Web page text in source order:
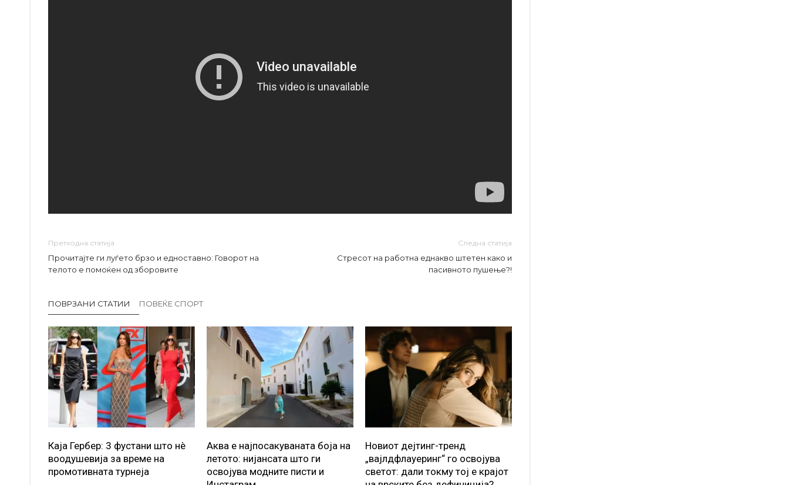
Претходна статија
Прочитајте ги луѓето брзо и едноставно: Говорот на
телото е помоќен од зборовите
Следна статија
Стресот на работна еднакво штетен како и
пасивното пушење?!
ПОВРЗАНИ СТАТИИ ПОВЕЌЕ СПОРТ
Каја Гербер: 3 фустани што нè
воодушевија за време на
промотивната турнеја
Аква е најпосакуваната боја на
летото: нијансата што ги
освојува модните писти и
Новиот дејтинг-тренд
„вајлдфлауеринг“ го освојува
светот: дали токму тој е крајот